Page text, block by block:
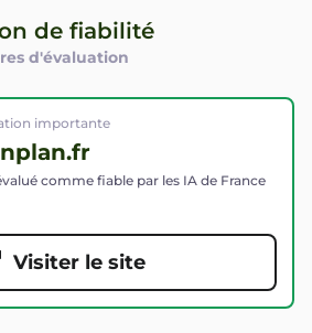
de fiabilité
d'évaluation
importante
comme fiable par les IA de France
Visiter le site